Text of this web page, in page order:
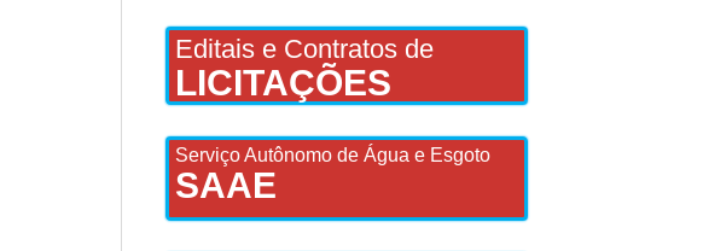
Editais e Contratos de
LICITAÇÕES
Serviço Autônomo de Água e Esgoto
SAAE